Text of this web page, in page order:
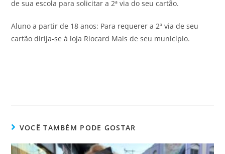
de sua escola para solicitar a 2ª via do seu cartão.
Aluno a partir de 18 anos: Para requerer a 2ª via de seu
cartão dirija-se à loja Riocard Mais de seu município.
VOCÊ TAMBÉM PODE GOSTAR